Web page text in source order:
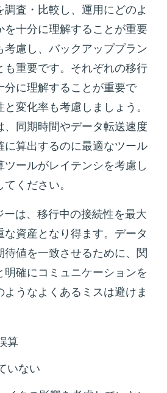
査・比較し、運用にどのよ
を十分に理解することが重要
考慮し、バックアッププラン
も重要です。それぞれの移行
分に理解することが重要で
変化率も考慮しましょう。
同期時間やデータ転送速度
に算出するのに最適なツール
ールがレイテンシを考慮し
ください。
ーは、移行中の接続性を最大
資産となり得ます。データ
値を一致させるために、関
確にコミュニケーションを
うなよくあるミスは避けま
算
いない